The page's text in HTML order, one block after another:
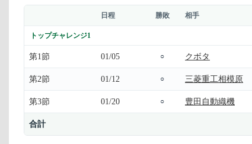
日程 勝敗 相手
トップチャレンジ1
第1節 01/05 ○ クボタ
第2節 01/12 ○ 三菱重工相模原
第3節 01/20 ○ 豊田自動織機
合計